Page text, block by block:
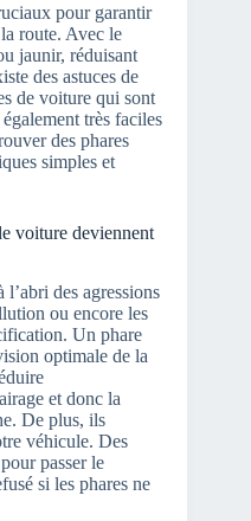
pour garantir
route. Avec le
jaunir, réduisant
des astuces de
de voiture qui sont
très faciles
des phares
simples et
voiture deviennent
des agressions
ou encore les
Un phare
optimale de la
et donc la
De plus, ils
véhicule. Des
passer le
si les phares ne